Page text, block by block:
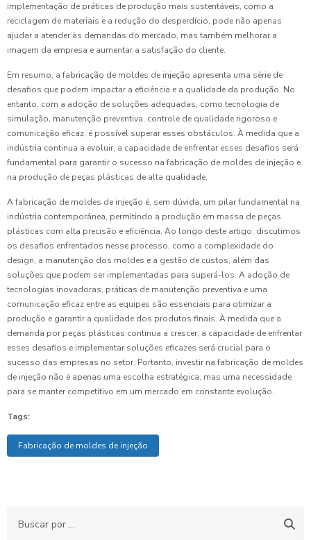
implementação de práticas de produção mais sustentáveis, como a
reciclagem de materiais e a redução do desperdício, pode não apenas
ajudar a atender às demandas do mercado, mas também melhorar a
imagem da empresa e aumentar a satisfação do cliente.
Em resumo, a fabricação de moldes de injeção apresenta uma série de
desafios que podem impactar a eficiência e a qualidade da produção. No
entanto, com a adoção de soluções adequadas, como tecnologia de
simulação, manutenção preventiva, controle de qualidade rigoroso e
comunicação eficaz, é possível superar esses obstáculos. À medida que a
indústria continua a evoluir, a capacidade de enfrentar esses desafios será
fundamental para garantir o sucesso na fabricação de moldes de injeção e
na produção de peças plásticas de alta qualidade.
A fabricação de moldes de injeção é, sem dúvida, um pilar fundamental na
indústria contemporânea, permitindo a produção em massa de peças
plásticas com alta precisão e eficiência. Ao longo deste artigo, discutimos
os desafios enfrentados nesse processo, como a complexidade do
design, a manutenção dos moldes e a gestão de custos, além das
soluções que podem ser implementadas para superá-los. A adoção de
tecnologias inovadoras, práticas de manutenção preventiva e uma
comunicação eficaz entre as equipes são essenciais para otimizar a
produção e garantir a qualidade dos produtos finais. À medida que a
demanda por peças plásticas continua a crescer, a capacidade de enfrentar
esses desafios e implementar soluções eficazes será crucial para o
sucesso das empresas no setor. Portanto, investir na fabricação de moldes
de injeção não é apenas uma escolha estratégica, mas uma necessidade
para se manter competitivo em um mercado em constante evolução.
Tags:
Fabricação de moldes de injeção